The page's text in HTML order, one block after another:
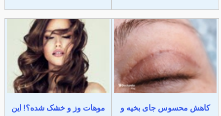
کاهش محسوس جای بخیه و
موهات وز و خشک شده؟! این